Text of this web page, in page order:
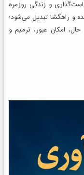
و زندگی روزمره
و راهگشا تبدیل می‌شود؛
امکان عبور، ترمیم و